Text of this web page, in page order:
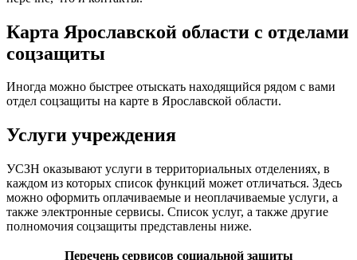
Карта Ярославской области с отделами
соцзащиты
Иногда можно быстрее отыскать находящийся рядом с вами
отдел соцзащиты на карте в Ярославской области.
Услуги учреждения
УСЗН оказывают услуги в территориальных отделениях, в
каждом из которых список функций может отличаться. Здесь
можно оформить оплачиваемые и неоплачиваемые услуги, а
также электронные сервисы. Список услуг, а также другие
полномочия соцзащиты представлены ниже.
Перечень сервисов социальной защиты